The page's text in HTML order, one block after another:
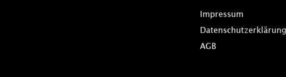
Impressum
Datenschutzerklärung
AGB